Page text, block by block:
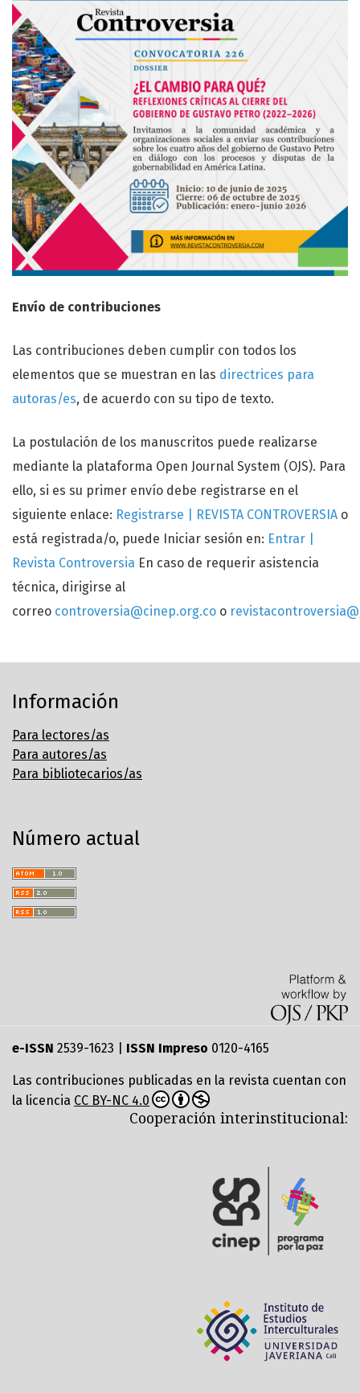
Envío de contribuciones
Las contribuciones deben cumplir con todos los
elementos que se muestran en las directrices para
autoras/es, de acuerdo con su tipo de texto.
La postulación de los manuscritos puede realizarse
mediante la plataforma Open Journal System (OJS). Para
ello, si es su primer envío debe registrarse en el
siguiente enlace: Registrarse | REVISTA CONTROVERSIA o
está registrada/o, puede Iniciar sesión en: Entrar |
Revista Controversia En caso de requerir asistencia
técnica, dirigirse al
correo controversia@cinep.org.co o
Información
Para lectores/as
Para autores/as
Para bibliotecarios/as
Número actual
e-ISSN 2539-1623 | ISSN Impreso 0120-4165
Las contribuciones publicadas en la revista cuentan con
la licencia CC BY-NC 4.0
Cooperación interinstitucional: